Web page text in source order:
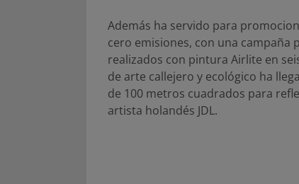
Además ha servido para
cero emisiones, con una
realizados con pintura Airlite en
de arte callejero y ecológico ha
de 100 metros cuadrados para
artista holandés JDL.